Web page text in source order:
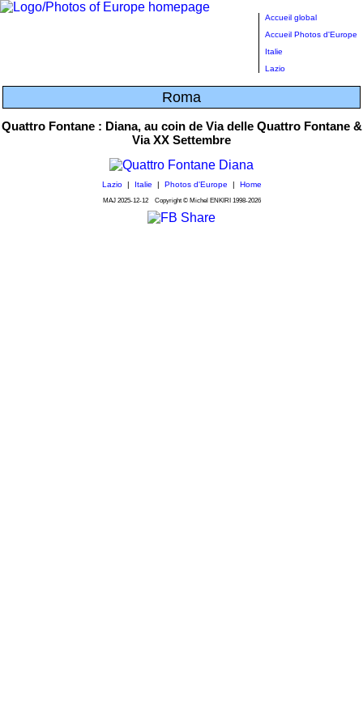
Accueil global
Accueil Photos d'Europe
Italie
Lazio
Roma
Quattro Fontane : Diana, au coin de Via delle Quattro Fontane &
Via XX Settembre
Lazio| Italie Photos d'Europe Home
MAJ 2025-12-12Copyright © Michel ENKIRI 1998-2026